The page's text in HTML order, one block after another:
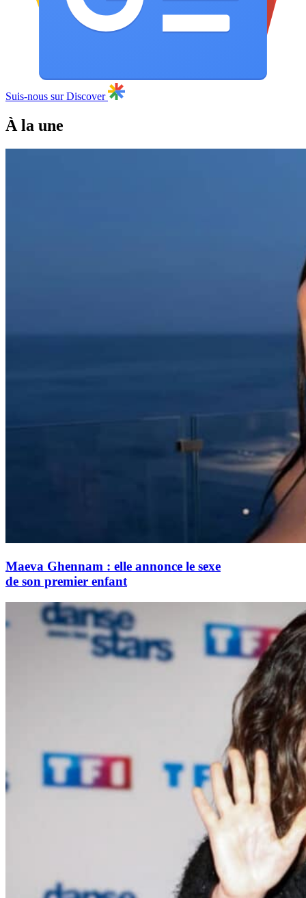
Suis-nous sur Discover
À la une
Maeva Ghennam : elle annonce le sexe
de son premier enfant